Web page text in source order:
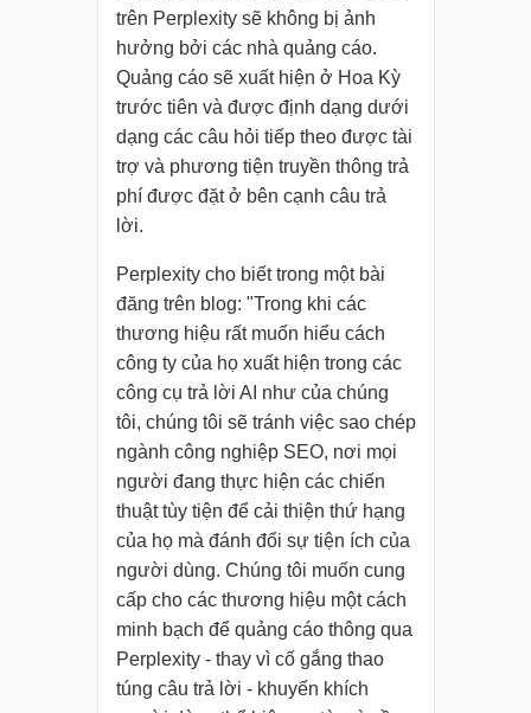
trên Perplexity sẽ không bị ảnh
hưởng bởi các nhà quảng cáo.
Quảng cáo sẽ xuất hiện ở Hoa Kỳ
trước tiên và được định dạng dưới
dạng các câu hỏi tiếp theo được tài
trợ và phương tiện truyền thông trả
phí được đặt ở bên cạnh câu trả
lời.
Perplexity cho biết trong một bài
đăng trên blog: "Trong khi các
thương hiệu rất muốn hiểu cách
công ty của họ xuất hiện trong các
công cụ trả lời AI như của chúng
tôi, chúng tôi sẽ tránh việc sao chép
ngành công nghiệp SEO, nơi mọi
người đang thực hiện các chiến
thuật tùy tiện để cải thiện thứ hạng
của họ mà đánh đổi sự tiện ích của
người dùng. Chúng tôi muốn cung
cấp cho các thương hiệu một cách
minh bạch để quảng cáo thông qua
Perplexity - thay vì cố gắng thao
túng câu trả lời - khuyến khích